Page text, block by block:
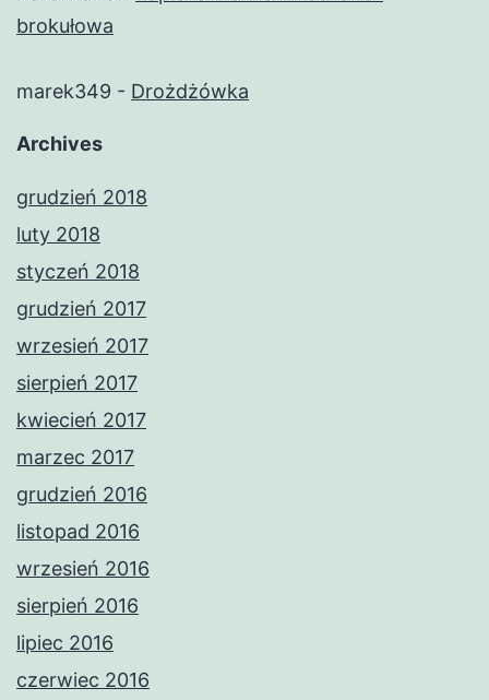
brokułowa
marek349 - Drożdżówka
Archives
grudzień 2018
luty 2018
styczeń 2018
grudzień 2017
wrzesień 2017
sierpień 2017
kwiecień 2017
marzec 2017
grudzień 2016
listopad 2016
wrzesień 2016
sierpień 2016
lipiec 2016
czerwiec 2016